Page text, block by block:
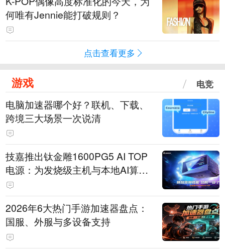
何唯有Jennie能打破规则？
点击查看更多
游戏 电竞
电脑加速器哪个好？联机、下载、
跨境三大场景一次说清
技嘉推出钛金雕1600PG5 AI TOP
电源：为发烧级主机与本地AI算力
打造旗舰供电方案
2026年6大热门手游加速器盘点：
国服、外服与多设备支持